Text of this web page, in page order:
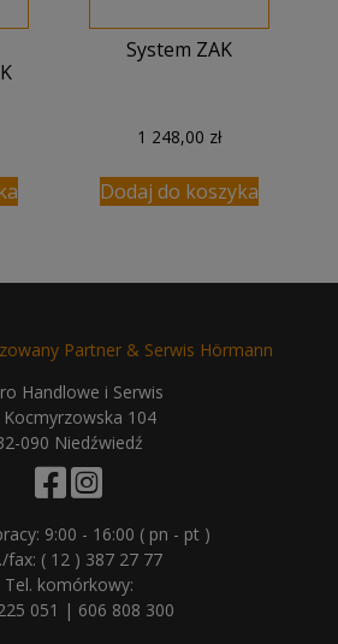
System ZAK
1 248,00 zł
Dodaj do koszyka
Partner & Serwis Hörmann
Handlowe i Serwis
Kocmyrzowska 104
090 Niedźwiedź
9:00 - 16:00 ( pn - pt )
fax: ( 12 ) 387 27 77
Tel. komórkowy:
051 | 606 808 300